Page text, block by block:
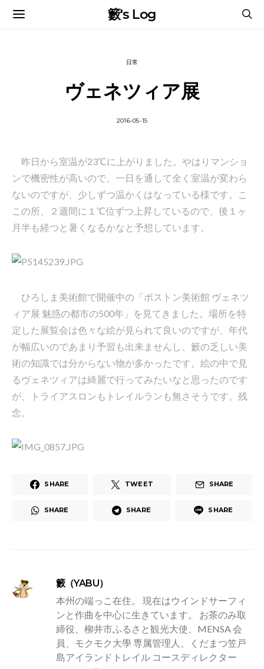
籔's Log
日常
ヴェネツィア展
2016-05-15
昨日から室温が23℃に上がりました。やはりマンショ
ンで機密性が高いので、一日を通して全く室温が変わら
ないのですが、少しずつ温かくはなっている様です。こ
この所、２週間に１℃位ずつ上昇しているので、後１ヶ
月半も経つと暑くなるかなと予想しています。
ひろしま美術館で開催中の「ボストン美術館 ヴェネツ
ィア展 魅惑の都市の500年」を見てきました。場所を特
定した展覧会は色々な絵が見られて良いのですが、年代
が幅広いのであまり予習も出来ませんし、籔の乏しい美
術の知識では分からない物が多かったです。絵の中で見
るヴェネツィアは綺麗で行ってみたいなと思ったのです
が、トライアスロンもトレイルランも無さそうです。残
念。
SHARE TWEET SHARE
SHARE SHARE SHARE
籔（YABU）
本州の端っこ在住。 現在はウインドサーフィ
ンと作曲を中心に生きています。 お茶のみ取
締役、柳井市ふるさと観光大使、MENSA 会
員、モクモク大學 専属管理人、くだまつ笠戸
島アイランドトレイル コースディレクター